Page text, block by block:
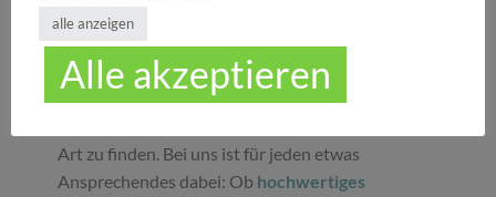
dass bei uns Groß und Klein etwas finden, was sie
glücklich macht. Jeder Tag ist ein guter Anlass, um
seinen Liebsten oder sich selbst eine Freude zu
machen. Unser umfassendes Sortiment gibt Ihnen
Art zu finden. Bei uns ist für jeden etwas
Ansprechendes dabei: Ob hochwertiges
alle anzeigen
Alle akzeptieren